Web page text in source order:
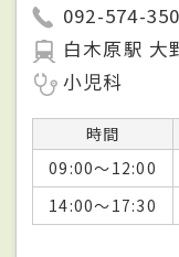
092-574-
白木原駅 大
小児科
時間
09:00～12:00
14:00～17:30